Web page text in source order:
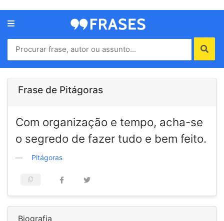
Menu
Home
Autores
de
Frase de Pitágoras
Com organização e tempo, acha-se
o segredo de fazer tudo e bem feito.
Pitágoras
Biografia